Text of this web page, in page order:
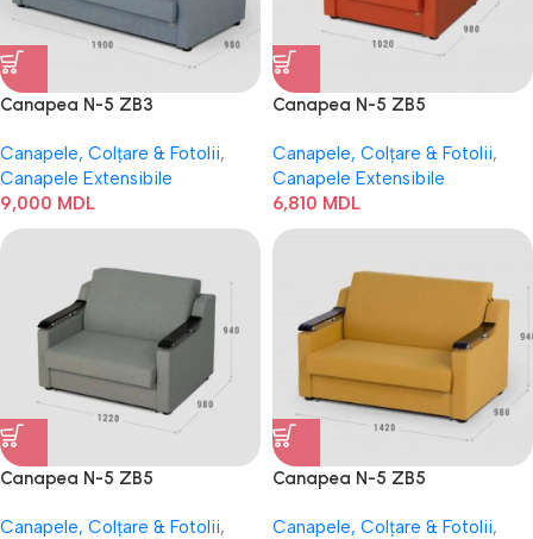
Canapea N-5 ZB3
Canapele, Colțare & Fotolii,
Canapele Extensibile
9,000 MDL
Canapea N-5 ZB5
Canapele, Colțare & Fotolii,
Canapele Extensibile
6,810 MDL
Canapea N-5 ZB5
Canapele, Colțare & Fotolii,
Canapea N-5 ZB5
Canapele, Colțare & Fotolii,